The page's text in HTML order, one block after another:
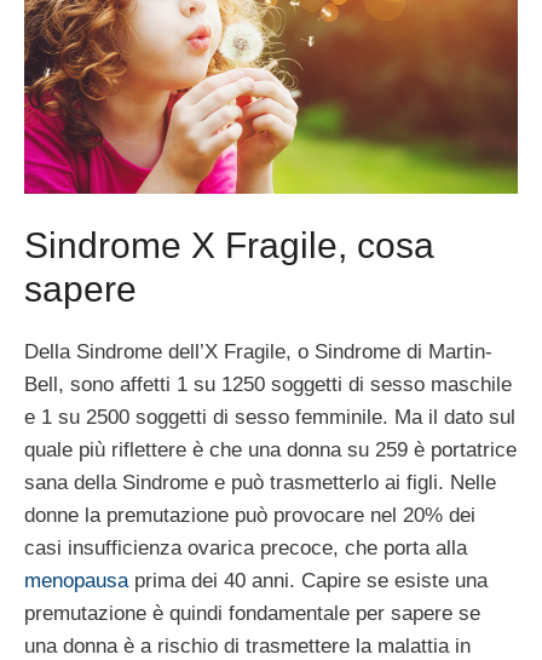
Sindrome X Fragile, cosa
sapere
Della Sindrome dell’X Fragile, o Sindrome di Martin-
Bell, sono affetti 1 su 1250 soggetti di sesso maschile
e 1 su 2500 soggetti di sesso femminile. Ma il dato sul
quale più riflettere è che una donna su 259 è portatrice
sana della Sindrome e può trasmetterlo ai figli. Nelle
donne la premutazione può provocare nel 20% dei
casi insufficienza ovarica precoce, che porta alla
menopausaprima dei 40 anni. Capire se esiste una
premutazione è quindi fondamentale per sapere se
una donna è a rischio di trasmettere la malattia in